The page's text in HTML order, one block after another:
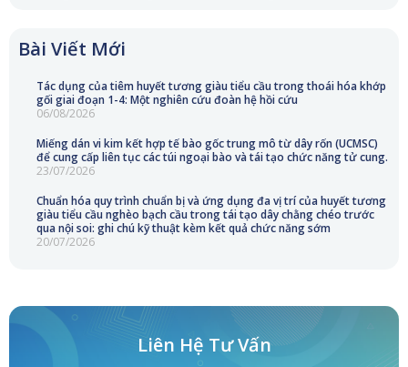
Bài Viết Mới
Tác dụng của tiêm huyết tương giàu tiểu cầu trong thoái hóa khớp
gối giai đoạn 1-4: Một nghiên cứu đoàn hệ hồi cứu
06/08/2026
Miếng dán vi kim kết hợp tế bào gốc trung mô từ dây rốn (UCMSC)
để cung cấp liên tục các túi ngoại bào và tái tạo chức năng tử cung.
23/07/2026
Chuẩn hóa quy trình chuẩn bị và ứng dụng đa vị trí của huyết tương
giàu tiểu cầu nghèo bạch cầu trong tái tạo dây chằng chéo trước
qua nội soi: ghi chú kỹ thuật kèm kết quả chức năng sớm
20/07/2026
Liên Hệ Tư Vấn